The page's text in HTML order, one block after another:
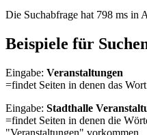
Die Suchabfrage hat 798 ms in
Beispiele für
Eingabe: Veranstaltungen
=findet Seiten in denen das
Eingabe: Stadthalle
=findet Seiten in denen die
"Veranstaltungen" vorkommen